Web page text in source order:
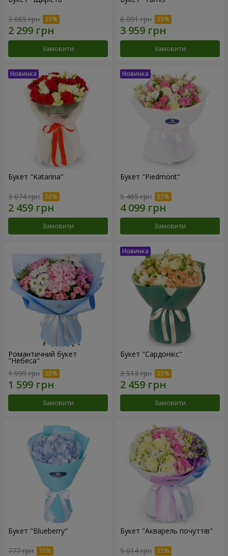
3 065 грн
Замовити
6 091 грн
Замовити
Букет "Katarina"
3 074 грн
Замовити
Букет "Piedmont"
5 465 грн
Замовити
Романтичний букет
"Небеса"
1 999 грн
Замовити
Букет "Сардонікс"
3 513 грн
Замовити
Букет "Blueberry"
777 грн
Букет "Акварель почуттів"
9 014 грн